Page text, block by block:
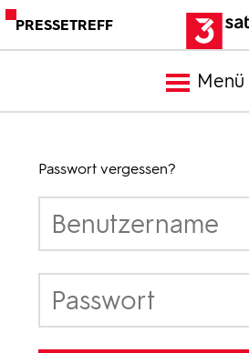
PRESSETREFF
Menü
Programm
Trailer
Passwort vergessen?